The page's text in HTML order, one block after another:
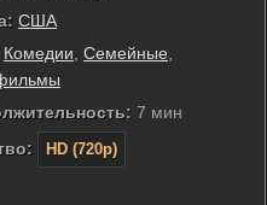
США
Комедии, Семейные,
7 мин
HD (720p)